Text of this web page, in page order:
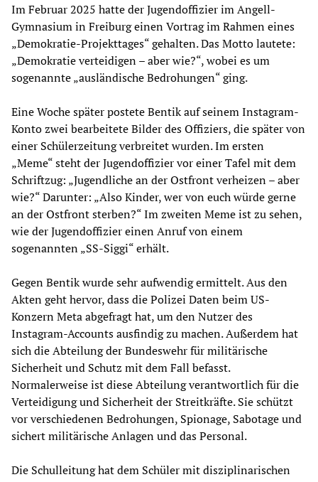
Im Februar 2025 hatte der Jugendoffizier im Angell-
Gymnasium in Freiburg einen Vortrag im Rahmen eines
„Demokratie-Projekttages“ gehalten. Das Motto lautete:
„Demokratie verteidigen – aber wie?“, wobei es um
sogenannte „ausländische Bedrohungen“ ging.
Eine Woche später postete Bentik auf seinem Instagram-
Konto zwei bearbeitete Bilder des Offiziers, die später von
einer Schülerzeitung verbreitet wurden. Im ersten
„Meme“ steht der Jugendoffizier vor einer Tafel mit dem
Schriftzug: „Jugendliche an der Ostfront verheizen – aber
wie?“ Darunter: „Also Kinder, wer von euch würde gerne
an der Ostfront sterben?“ Im zweiten Meme ist zu sehen,
wie der Jugendoffizier einen Anruf von einem
sogenannten „SS-Siggi“ erhält.
Gegen Bentik wurde sehr aufwendig ermittelt. Aus den
Akten geht hervor, dass die Polizei Daten beim US-
Konzern Meta abgefragt hat, um den Nutzer des
Instagram-Accounts ausfindig zu machen. Außerdem hat
sich die Abteilung der Bundeswehr für militärische
Sicherheit und Schutz mit dem Fall befasst.
Normalerweise ist diese Abteilung verantwortlich für die
Verteidigung und Sicherheit der Streitkräfte. Sie schützt
vor verschiedenen Bedrohungen, Spionage, Sabotage und
sichert militärische Anlagen und das Personal.
Die Schulleitung hat dem Schüler mit disziplinarischen